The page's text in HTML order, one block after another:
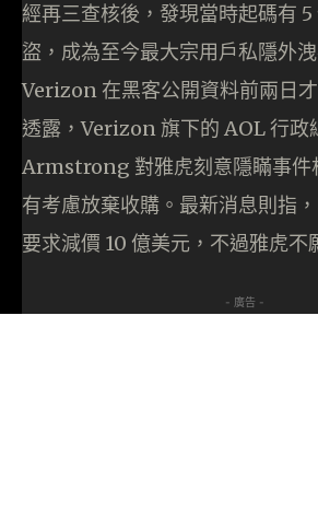
經再三查核後，發現當時起碼有
盜，成為至今最大宗用戶私隱外
Verizon 在黑客公開資料前兩日
透露，Verizon 旗下的 AOL 行政
Armstrong 對雅虎刻意隱瞞事件
有考慮放棄收購。最新消息則指
要求減價 10 億美元，不過雅虎不
- 廣告 -